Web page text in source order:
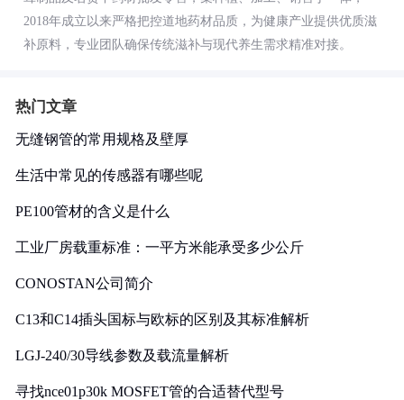
2018年成立以来严格把控道地药材品质，为健康产业提供优质滋
补原料，专业团队确保传统滋补与现代养生需求精准对接。
热门文章
无缝钢管的常用规格及壁厚
生活中常见的传感器有哪些呢
PE100管材的含义是什么
工业厂房载重标准：一平方米能承受多少公斤
CONOSTAN公司简介
C13和C14插头国标与欧标的区别及其标准解析
LGJ-240/30导线参数及载流量解析
寻找nce01p30k MOSFET管的合适替代型号